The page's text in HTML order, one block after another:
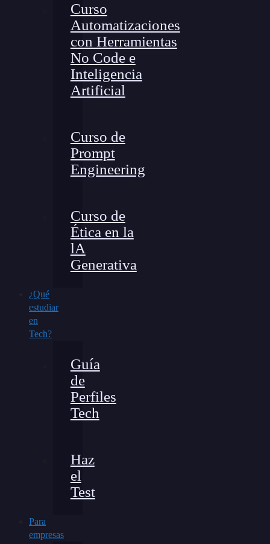
Curso
Automatizaciones
con Herramientas
No Code e
Inteligencia
Artificial
Curso de
Prompt
Engineering
Curso de
Ética en la
lA
Generativa
¿Qué
estudiar
en
Tech?
Guía
de
Perfiles
Tech
Haz
el
Test
Para
empresas